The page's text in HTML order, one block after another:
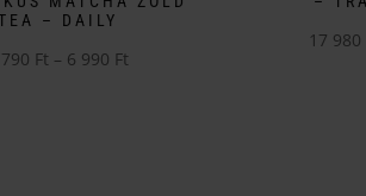
– DAILY
Ft – 6 990 Ft
17 980